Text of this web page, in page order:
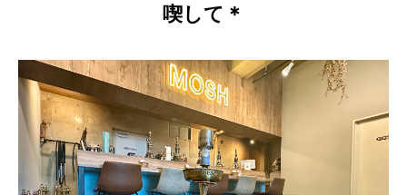
喫して＊